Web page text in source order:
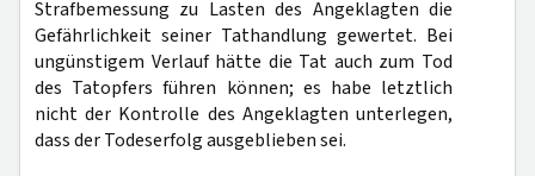
Strafbemessung zu Lasten des Angeklagten die
Gefährlichkeit seiner Tathandlung gewertet. Bei
ungünstigem Verlauf hätte die Tat auch zum Tod
des Tatopfers führen können; es habe letztlich
nicht der Kontrolle des Angeklagten unterlegen,
dass der Todeserfolg ausgeblieben sei.